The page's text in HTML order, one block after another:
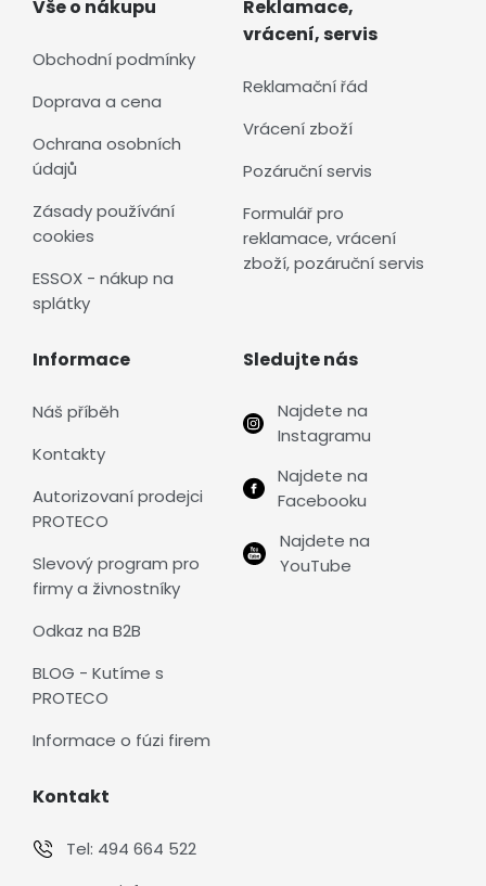
Vše o nákupu
Obchodní podmínky
Doprava a cena
Ochrana osobních
údajů
Zásady používání
cookies
ESSOX - nákup na
splátky
Reklamace,
vrácení, servis
Reklamační řád
Vrácení zboží
Pozáruční servis
Formulář pro
reklamace, vrácení
zboží, pozáruční servis
Informace
Náš příběh
Kontakty
Autorizovaní prodejci
PROTECO
Slevový program pro
firmy a živnostníky
Odkaz na B2B
BLOG - Kutíme s
PROTECO
Informace o fúzi firem
Sledujte nás
Najdete na
Instagramu
Najdete na
Facebooku
Najdete na
YouTube
Kontakt
Tel: 494 664 522